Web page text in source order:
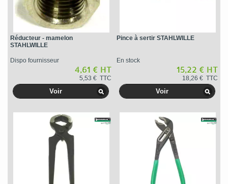
Réducteur - mamelon
STAHLWILLE
Dispo fournisseur
4,61 € HT
5,53 € TTC
Voir
Pince à sertir STAHLWILLE
En stock
15,22 € HT
18,26 € TTC
Voir